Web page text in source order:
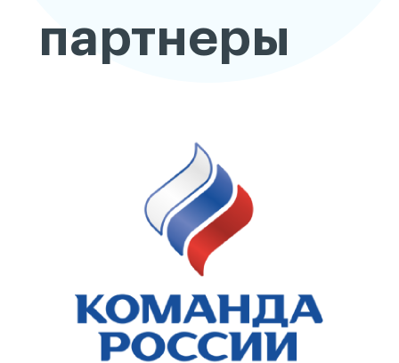
партнеры